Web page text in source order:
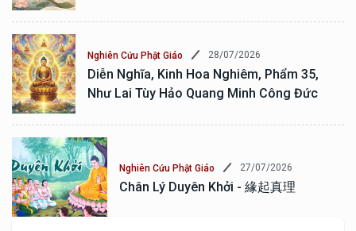
Nghiên Cứu Phật Giáo 28/07/2026
Diễn Nghĩa, Kinh Hoa Nghiêm, Phẩm 35,
Như Lai Tùy Hảo Quang Minh Công Đức
Nghiên Cứu Phật Giáo 27/07/2026
Chân Lý Duyên Khởi - 緣起真理